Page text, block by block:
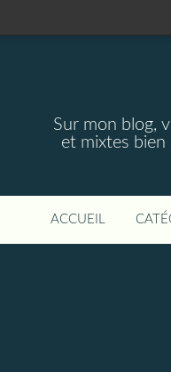
Sur mon blog,
et mixtes bien
ACCUEIL